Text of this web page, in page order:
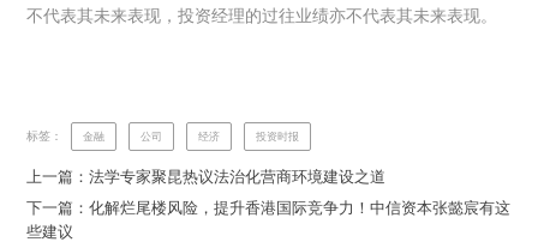
不代表其未来表现，投资经理的过往业绩亦不代表其未来表现。
标签： 金融 公司 经济 投资时报
上一篇：法学专家聚昆热议法治化营商环境建设之道
下一篇：化解烂尾楼风险，提升香港国际竞争力！中信资本张懿宸有这
些建议